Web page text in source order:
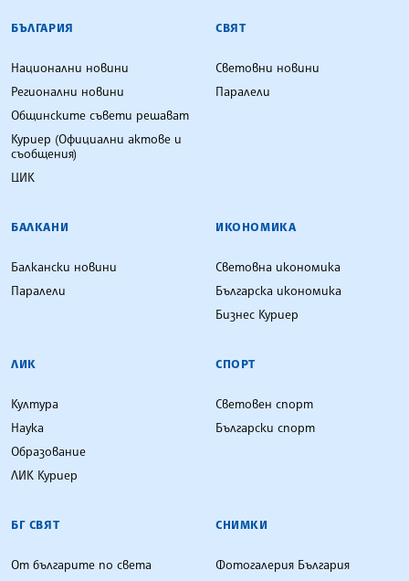
БЪЛГАРСКА ТЕЛЕГРАФНА АГЕНЦИЯ
БЪЛГАРИЯ
Национални новини
Регионални новини
Общинските съвети решават
Куриер (Официални актове и
съобщения)
ЦИК
СВЯТ
Световни новини
Паралели
БАЛКАНИ
Балкански новини
Паралели
ИКОНОМИКА
Световна икономика
Българска икономика
Бизнес Куриер
ЛИК
Култура
Наука
Образование
ЛИК Куриер
СПОРТ
Световен спорт
Български спорт
БГ СВЯТ
От българите по света
СНИМКИ
Фотогалерия България